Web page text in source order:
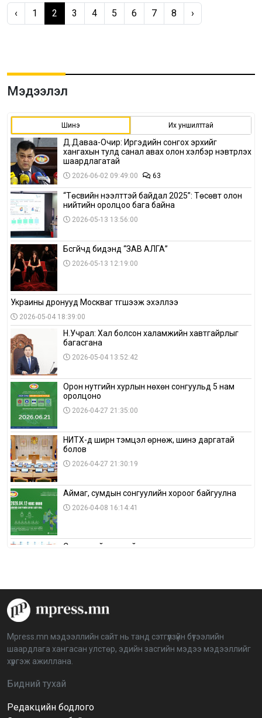
‹ 1 2 3 4 5 6 7 8 ›
Мэдээлэл
Шинэ Их уншилттай
Д.Даваа-Очир: Иргэдийн сонгох эрхийг
хангахын тулд санал авах олон хэлбэр нэвтрүүлэх
шаардлагатай
2026-06-02 09:49:00 63
“Төсвийн нээлттэй байдал 2025”: Төсөвт олон
нийтийн оролцоо бага байна
2026-05-13 13:56:00
Бүсгүйчүүд бидэнд “ЗАВ АЛГА”
2026-05-13 12:19:00
Украины дронууд Москваг түгшээж эхэллээ
2026-05-04 18:39:00
Н.Учрал: Хал болсон халамжийн хавтгайрлыг
багасгана
2026-05-04 13:52:42
Орон нутгийн хурлын нөхөн сонгуульд 5 нам
оролцоно
2026-04-27 21:35:00
НИТХ-д ширүүн тэмцэл өрнөж, шинэ даргатай
болов
2026-04-27 21:30:19
Аймаг, сумдын сонгуулийн хороог байгуулна
2026-04-08 16:14:41
Сонгуулийн хуулийн зөрчил, шалгах,
аймагт үргэлжилж байна
BTS-ийн тоглолтыг Netflix дэлхий даяар шууд
дамжуулна
Иргэдийн төлөөлөгчдийн хурлын 2026 оны
нөхөн сонгууль 6 дугаар сарын 21-нд болно
Mpress.mn мэдээллийн сайт нь танд сэтгүүлзүйн бүтээлийн
шаардлага хангасан улстөр, эдийн засгийн мэдээ мэдээллийг
хүргэж ажиллана.
Бидний тухай
Редакцийн бодлого